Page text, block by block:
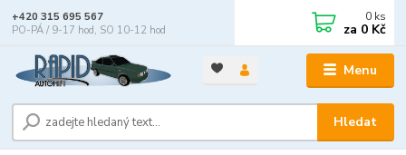
Menu
Hledat
+420 315 695 567
PO-PÁ / 9-17 hod, SO 10-12 hod
0 ks
za 0 Kč